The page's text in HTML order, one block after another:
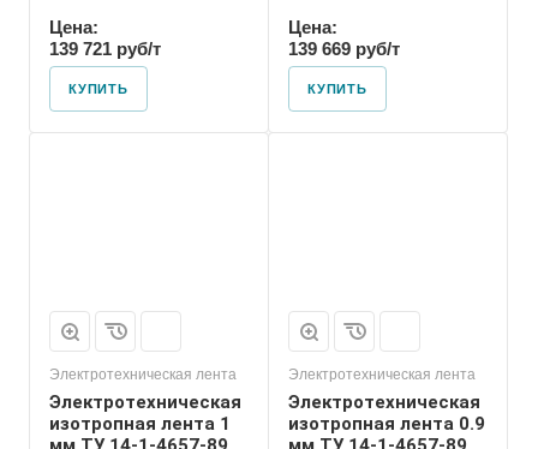
Цена:
139 721 руб/т
КУПИТЬ
Цена:
139 669 руб/т
КУПИТЬ
Электротехническая лента
Электротехническая
изотропная лента 1
Электротехническая лента
Электротехническая
изотропная лента 0.9